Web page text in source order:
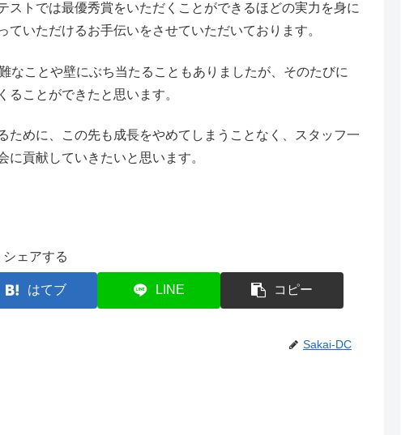
トでは最優秀賞をいただくことができるほどの実力を身に
いただけるお手伝いをさせていただいております。
なことや壁にぶち当たることもありましたが、そのたびに
ことができたと思います。
めに、この先も成長をやめてしまうことなく、スタッフ一
貢献していきたいと思います。
シェアする
はてブ LINE コピー
Sakai-DC